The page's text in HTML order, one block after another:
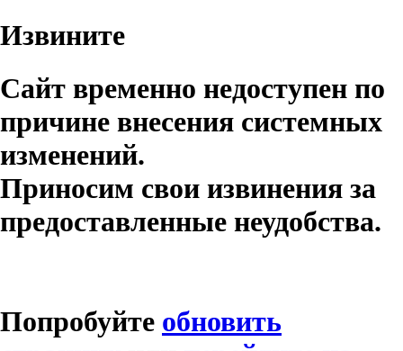
Извините
Сайт временно недоступен по
причине внесения системных
изменений.
Приносим свои извинения за
предоставленные неудобства.
Попробуйте обновить